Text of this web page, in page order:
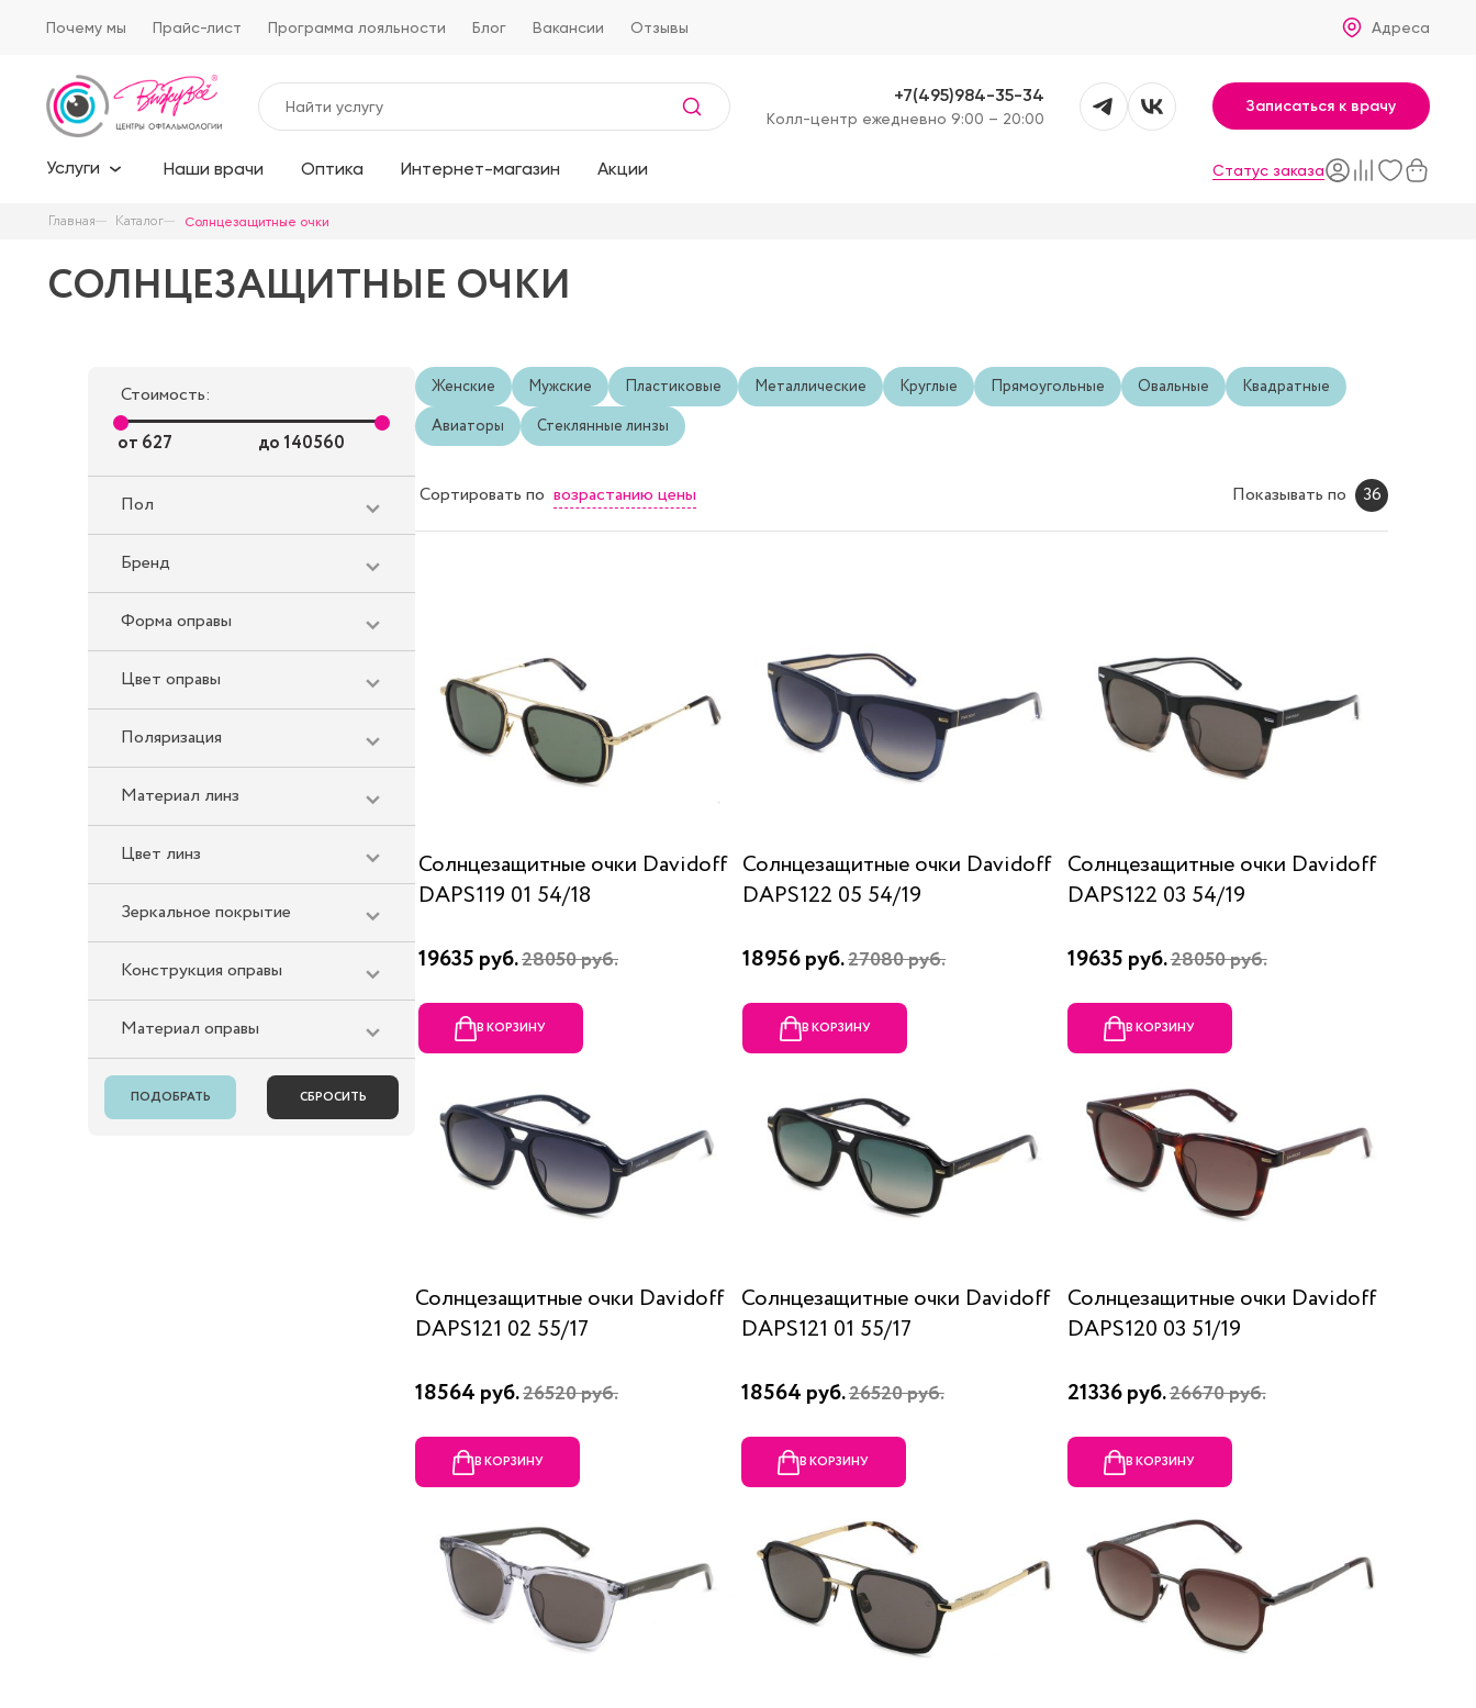
Почему мы Прайс-лист Программа лояльности Блог Вакансии Отзывы Адреса
+7(495)984-35-34
Kолл-центр ежедневно 9:00 – 20:00
Записаться к врачу
Услуги Наши врачи Оптика Интернет-магазин Акции Статус заказа
Главная Каталог Солнцезащитные очки
СОЛНЦЕЗАЩИТНЫЕ ОЧКИ
Стоимость:
от 627 до140560
Пол
Бренд
Форма оправы
Цвет оправы
Поляризация
Материал линз
Цвет линз
Зеркальное покрытие
Конструкция оправы
Материал оправы
Женские Мужские Пластиковые Металлические Круглые Прямоугольные Овальные
Квадратные
Авиаторы
Стеклянные линзы
Сортировать по возрастанию цены Показывать по 36
Солнцезащитные очки Davidoff
DAPS119 01 54/18
19635 руб.28050 руб.
В КОРЗИНУ
Солнцезащитные очки Davidoff
DAPS122 05 54/19
18956 руб.27080 руб.
В КОРЗИНУ
Солнцезащитные очки Davidoff
DAPS122 03 54/19
19635 руб.28050 руб.
В КОРЗИНУ
Солнцезащитные очки Davidoff
DAPS121 02 55/17
18564 руб.26520 руб.
В КОРЗИНУ
Солнцезащитные очки Davidoff
DAPS121 01 55/17
18564 руб.26520 руб.
В КОРЗИНУ
Солнцезащитные очки Davidoff
DAPS120 03 51/19
21336 руб.26670 руб.
В КОРЗИНУ